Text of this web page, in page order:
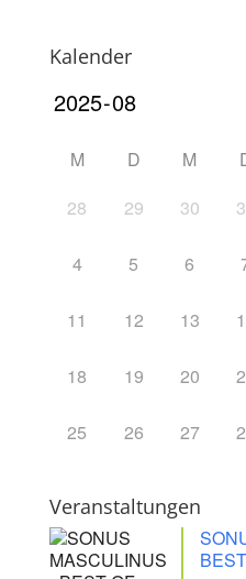
Kalender
M D M
28
29 30
4 5 6
11 12 13
18 19 20
25 26 27
Veranstaltungen